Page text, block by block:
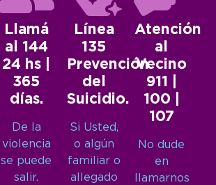
Llamá
al 144
24 hs |
365
días.
De la
violencia
se puede
salir.
Línea
135
Prevención
del
Suicidio.
Si Usted,
o algún
familiar o
allegado
Atención
al
Vecino
911 |
100 |
107
No dude
en
llamarnos